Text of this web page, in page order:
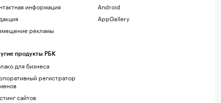
информация
рекламы
продукты РБК
для бизнеса
регистратор
сайтов
Android
AppGallery